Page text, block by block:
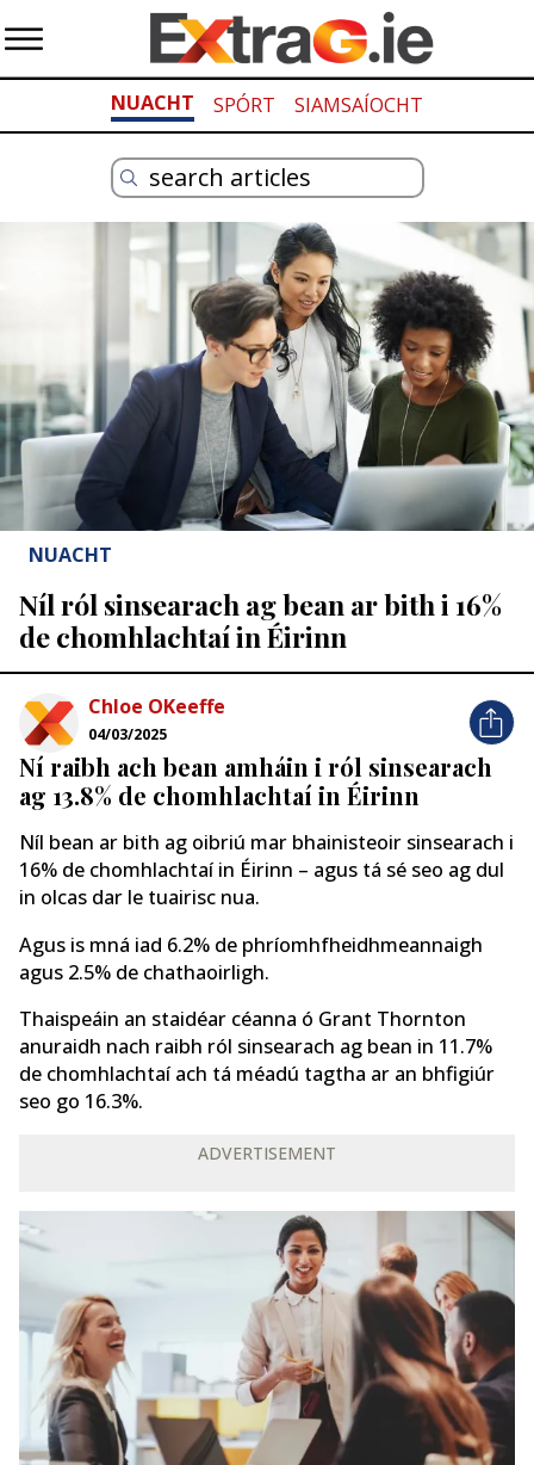
NUACHT SPÓRT SIAMSAÍOCHT
NUACHT
Níl ról sinsearach ag bean ar bith i 16%
de chomhlachtaí in Éirinn
Chloe OKeeffe
04/03/2025
Ní raibh ach bean amháin i ról sinsearach
ag 13.8% de chomhlachtaí in Éirinn
Níl bean ar bith ag oibriú mar bhainisteoir sinsearach i
16% de chomhlachtaí in Éirinn – agus tá sé seo ag dul
in olcas dar le tuairisc nua.
Agus is mná iad 6.2% de phríomhfheidhmeannaigh
agus 2.5% de chathaoirligh.
Thaispeáin an staidéar céanna ó Grant Thornton
anuraidh nach raibh ról sinsearach ag bean in 11.7%
de chomhlachtaí ach tá méadú tagtha ar an bhfigiúr
seo go 16.3%.
ADVERTISEMENT